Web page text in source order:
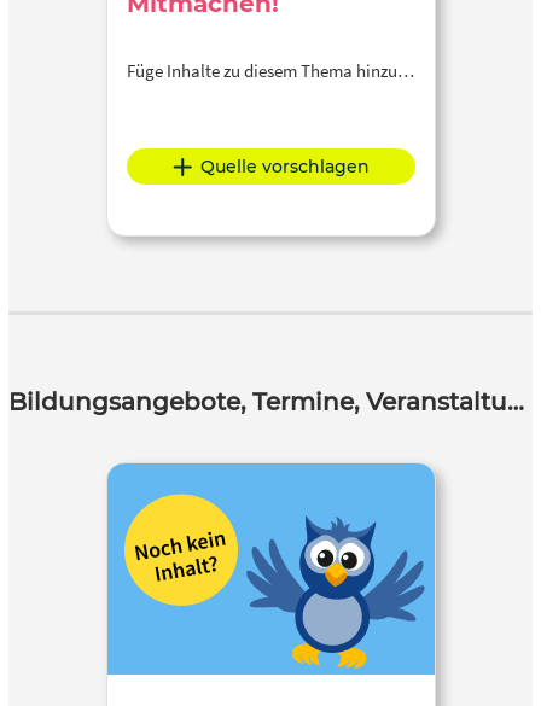
Füge Inhalte zu diesem Thema hinzu…
Quelle vorschlagen
Bildungsangebote, Termine, Veranstaltungen